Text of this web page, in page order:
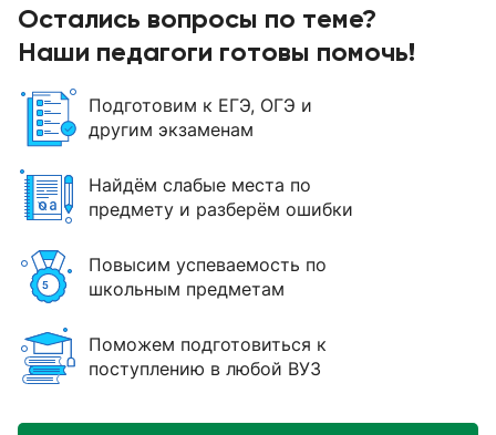
Остались вопросы по теме?
Наши педагоги готовы помочь!
Подготовим к ЕГЭ, ОГЭ и
другим экзаменам
Найдём слабые места по
предмету и разберём ошибки
Повысим успеваемость по
школьным предметам
Поможем подготовиться к
поступлению в любой ВУЗ